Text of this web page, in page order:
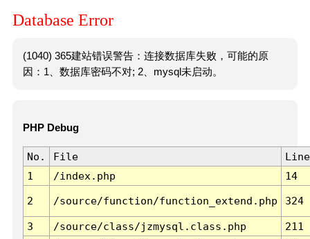
Database Error
(1040) 365建站错误警告：连接数据库失败，可能的原
因：1、数据库密码不对; 2、mysql未启动。
PHP Debug
No. File
Line
1
/index.php 14
2 /source/function/function_extend.php 324
3 /source/class/jzmysql.class.php
211